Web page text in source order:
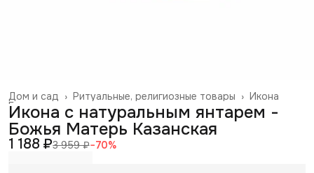
Икона
Ритуальные, религиозные товары ›
Дом и сад ›
Главная ›
Икона с натуральным янтарем -
Божья Матерь Казанская
1 188 ₽3 959 ₽−70%